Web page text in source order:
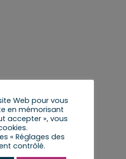
Web pour vous
en mémorisant
accepter », vous
« Réglages des
contrôlé.